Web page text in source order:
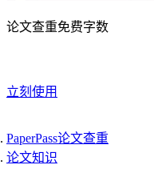
论文查重免费字数
立刻使用
PaperPass论文查重
论文知识